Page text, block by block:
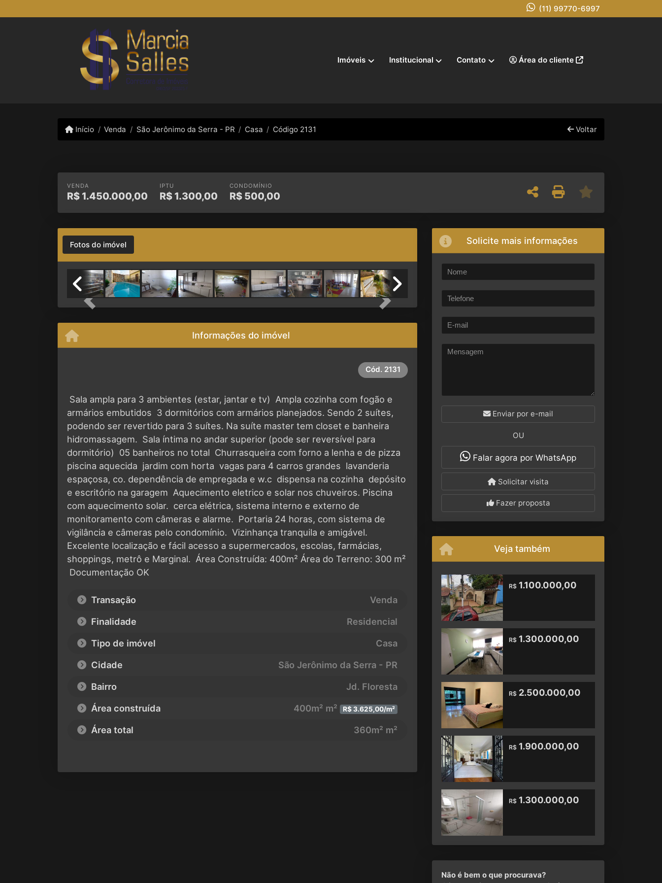
(11) 99770-6997
Imóveis Institucional Contato Área do cliente
Início Venda São Jerônimo da Serra - PR Casa Código 2131 Voltar
VENDA
R$ 1.450.000,00
IPTU
R$ 1.300,00
CONDOMÍNIO
R$ 500,00
Fotos do imóvel
Previous Next
Informações do imóvel
Cód. 2131
 Sala ampla para 3 ambientes (estar, jantar e tv)  Ampla cozinha com fogão e
armários embutidos  3 dormitórios com armários planejados. Sendo 2 suítes,
podendo ser revertido para 3 suítes. Na suíte master tem closet e banheira
hidromassagem.  Sala íntima no andar superior (pode ser reversível para
dormitório)  05 banheiros no total  Churrasqueira com forno a lenha e de pizza 
piscina aquecida  jardim com horta  vagas para 4 carros grandes  lavanderia
espaçosa, co. dependência de empregada e w.c  dispensa na cozinha  depósito
e escritório na garagem  Aquecimento eletrico e solar nos chuveiros. Piscina
com aquecimento solar.  cerca elétrica, sistema interno e externo de
monitoramento com câmeras e alarme.  Portaria 24 horas, com sistema de
vigilância e câmeras pelo condomínio.  Vizinhança tranquila e amigável.
Excelente localização e fácil acesso a supermercados, escolas, farmácias,
shoppings, metrô e Marginal.  Área Construída: 400m² Área do Terreno: 300 m²
 Documentação OK
Transação
Venda
Finalidade
Residencial
Tipo de imóvel
Casa
Cidade
São Jerônimo da Serra - PR
Bairro
Jd. Floresta
Área construída
400m² m² R$ 3.625,00/m²
Área total 360m² m²
Solicite mais informações
Enviar por e-mail
OU
Falar agora por WhatsApp
Solicitar visita
Fazer proposta
Veja também
R$1.100.000,00
R$1.300.000,00
R$2.500.000,00
R$1.900.000,00
R$1.300.000,00
Não é bem o que procurava?